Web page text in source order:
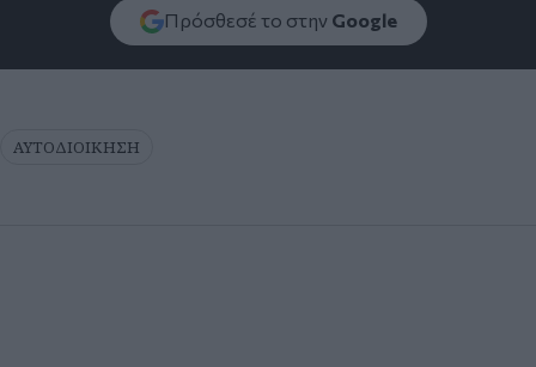
Πρόσθεσέ το στην Google
ΑΥΤΟΔΙΟΙΚΗΣΗ